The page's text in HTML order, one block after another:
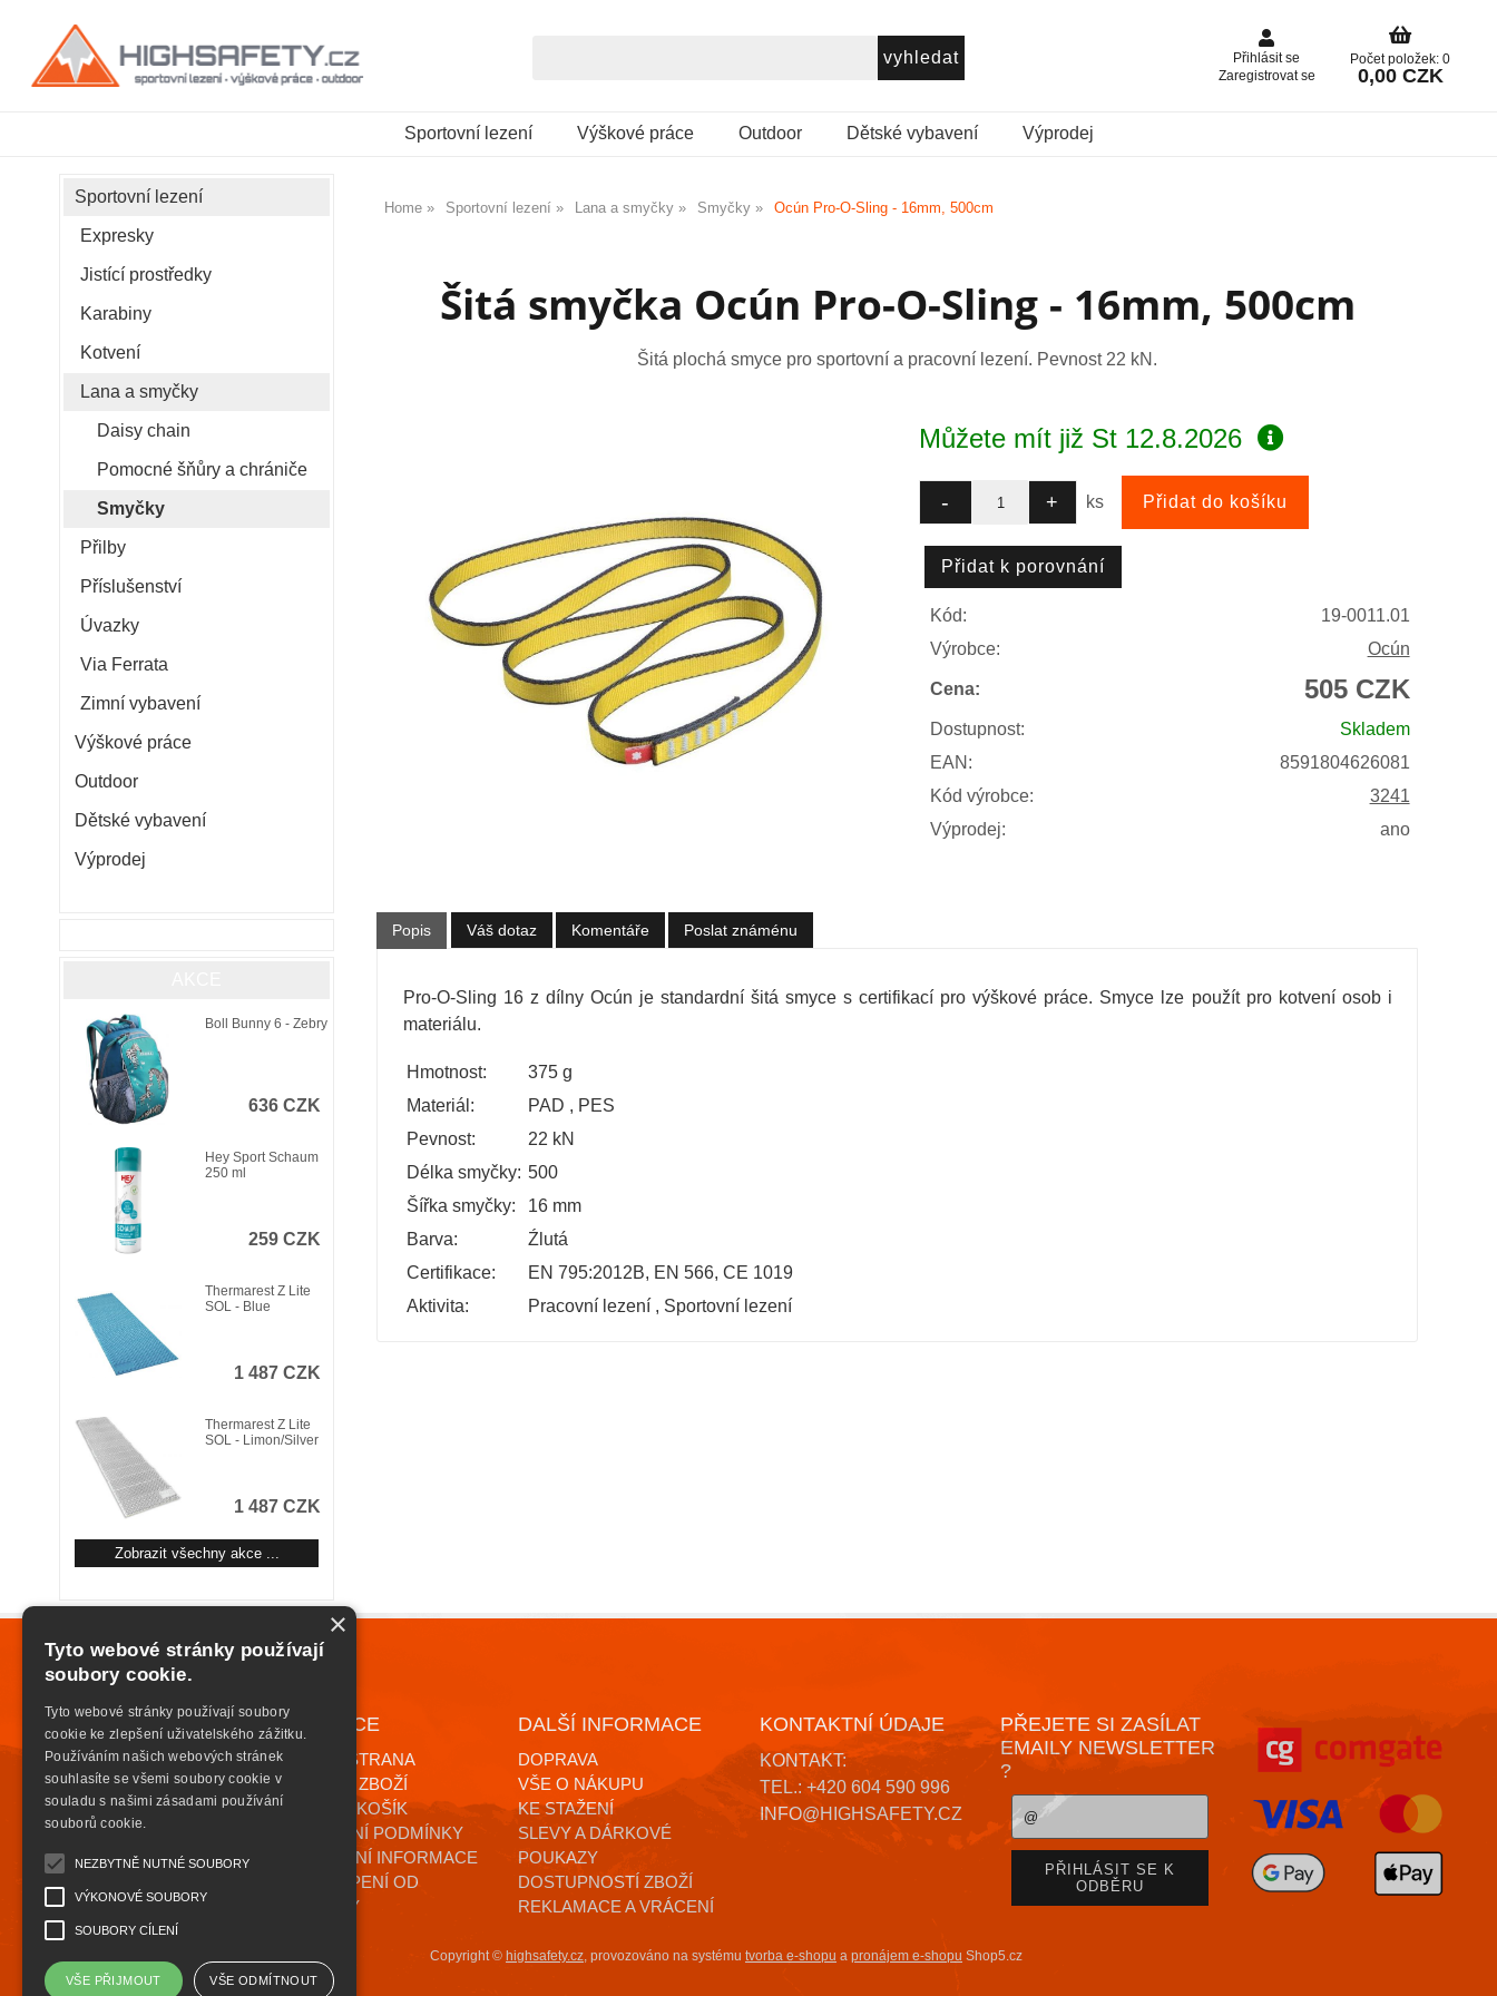
Přihlásit se
Zaregistrovat se
Počet položek: 0
0,00 CZK
Sportovní lezení Výškové práce Outdoor Dětské vybavení Výprodej
Home Sportovní lezení Lana a smyčky Smyčky Ocún Pro-O-Sling - 16mm, 500cm
Šitá smyčka Ocún Pro-O-Sling - 16mm, 500cm
Šitá plochá smyce pro sportovní a pracovní lezení. Pevnost 22 kN.
Můžete mít již St 12.8.2026
ks
Kód:
19-0011.01
Výrobce:
Ocún
Cena: 505 CZK
Dostupnost:
Skladem
EAN:
8591804626081
Kód výrobce:
3241
Výprodej:
ano
Popis Váš dotaz Komentáře Poslat známénu
Pro-O-Sling 16 z dílny Ocún je standardní šitá smyce s certifikací pro výškové práce. Smyce lze použít pro kotvení osob i
materiálu.
Hmotnost:
375 g
Materiál:
PAD , PES
Pevnost:
22 kN
Délka smyčky: 500
Šířka smyčky:
16 mm
Barva:
Źlutá
Certifikace:
EN 795:2012B, EN 566, CE 1019
Aktivita:
Pracovní lezení , Sportovní lezení
Sportovní lezení
Expresky
Jistící prostředky
Karabiny
Kotvení
Lana a smyčky
Daisy chain
Pomocné šňůry a chrániče
Smyčky
Přilby
Příslušenství
Úvazky
Via Ferrata
Zimní vybavení
Výškové práce
Outdoor
Dětské vybavení
Výprodej
Boll Bunny 6 - Zebry
636 CZK
Hey Sport Schaum
250 ml
259 CZK
Thermarest Z Lite
SOL - Blue
1 487 CZK
Thermarest Z Lite
SOL - Limon/Silver
1 487 CZK
Zobrazit všechny akce ...
+420 776 085 559
INFO@HIGHSAFETY.CZ
NAVIGACE
ÚVODNÍ STRANA
KATALOG ZBOŽÍ
NÁKUPNÍ KOŠÍK
OBCHODNÍ PODMÍNKY
KONTAKTNÍ INFORMACE
ODSTOUPENÍ OD
SMLOUVY
DALŠÍ INFORMACE
DOPRAVA
VŠE O NÁKUPU
KE STAŽENÍ
SLEVY A DÁRKOVÉ
POUKAZY
DOSTUPNOSTÍ ZBOŽÍ
REKLAMACE A VRÁCENÍ
KONTAKTNÍ ÚDAJE
KONTAKT:
TEL.: +420 604 590 996
INFO@HIGHSAFETY.CZ
PŘEJETE SI ZASÍLAT
EMAILY NEWSLETTER
?
Copyright © highsafety.cz, provozováno na systému tvorba e-shopu a pronájem e-shopu Shop5.cz
×
Tyto webové stránky používají
soubory cookie.
Tyto webové stránky používají soubory
cookie ke zlepšení uživatelského zážitku.
Používáním našich webových stránek
souhlasíte se všemi soubory cookie v
souladu s našimi zásadami používání
souborů cookie.
NEZBYTNĚ NUTNÉ SOUBORY
VÝKONOVÉ SOUBORY
SOUBORY CÍLENÍ
VŠE PŘIJMOUT VŠE ODMÍTNOUT